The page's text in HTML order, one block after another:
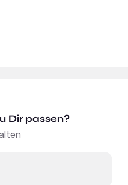
Dir passen?